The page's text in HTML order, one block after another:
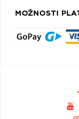
MOŽNOSTI